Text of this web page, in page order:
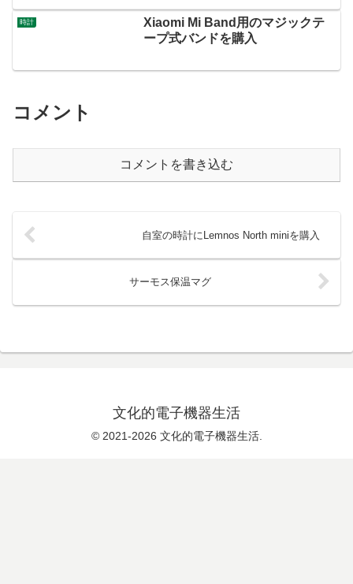
時計
Xiaomi Mi Band用のマジックテ
ープ式バンドを購入
コメント
コメントを書き込む
自室の時計にLemnos North miniを購入
サーモス保温マグ
文化的電子機器生活
© 2021-2026 文化的電子機器生活.